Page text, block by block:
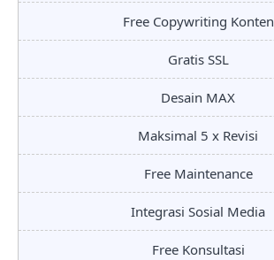
Free Copywriting Konten
Gratis SSL
Desain MAX
Maksimal 5 x Revisi
Free Maintenance
Integrasi Sosial Media
Free Konsultasi